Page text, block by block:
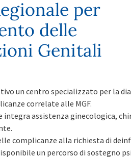
per
delle
Genitali
un centro specializzato per la
correlate alle MGF.
assistenza ginecologica,
complicanze alla richiesta di
un percorso di sostegno